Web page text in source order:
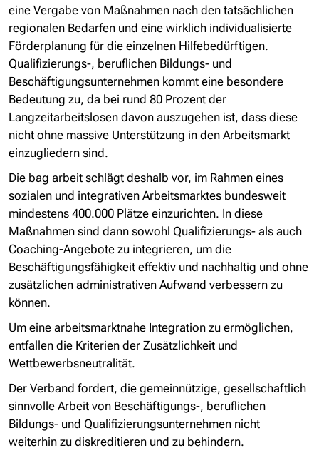
eine Vergabe von Maßnahmen nach den tatsächlichen
regionalen Bedarfen und eine wirklich individualisierte
Förderplanung für die einzelnen Hilfebedürftigen.
Qualifizierungs-, beruflichen Bildungs- und
Beschäftigungsunternehmen kommt eine besondere
Bedeutung zu, da bei rund 80 Prozent der
Langzeitarbeitslosen davon auszugehen ist, dass diese
nicht ohne massive Unterstützung in den Arbeitsmarkt
einzugliedern sind.
Die bag arbeit schlägt deshalb vor, im Rahmen eines
sozialen und integrativen Arbeitsmarktes bundesweit
mindestens 400.000 Plätze einzurichten. In diese
Maßnahmen sind dann sowohl Qualifizierungs- als auch
Coaching-Angebote zu integrieren, um die
Beschäftigungsfähigkeit effektiv und nachhaltig und ohne
zusätzlichen administrativen Aufwand verbessern zu
können.
Um eine arbeitsmarktnahe Integration zu ermöglichen,
entfallen die Kriterien der Zusätzlichkeit und
Wettbewerbsneutralität.
Der Verband fordert, die gemeinnützige, gesellschaftlich
sinnvolle Arbeit von Beschäftigungs-, beruflichen
Bildungs- und Qualifizierungsunternehmen nicht
weiterhin zu diskreditieren und zu behindern.